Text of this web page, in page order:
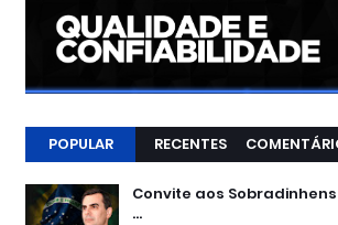
POPULAR RECENTES
Convite aos
...